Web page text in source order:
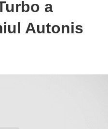
a
Autonis